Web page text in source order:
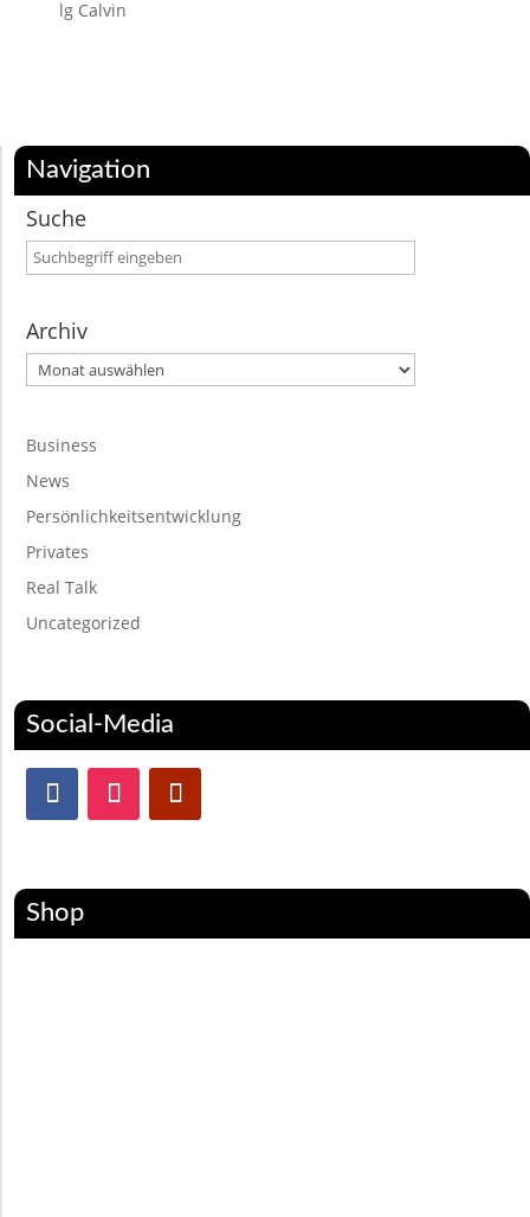
lg Calvin
Navigation
Suche
Archiv
Archiv
Business
News
Persönlichkeitsentwicklung
Privates
Real Talk
Uncategorized
Social-Media
Shop